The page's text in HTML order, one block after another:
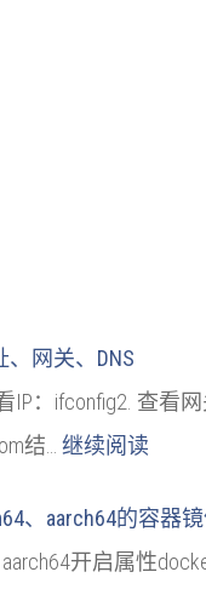
、网关、DNS
：ifconfig2. 查看网
结… 继续阅读
、aarch64的容器
aarch64开启属性